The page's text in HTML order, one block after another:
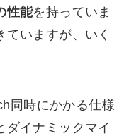
性能を持っていま
いますが、いく
同時にかかる仕様
ダイナミックマイ